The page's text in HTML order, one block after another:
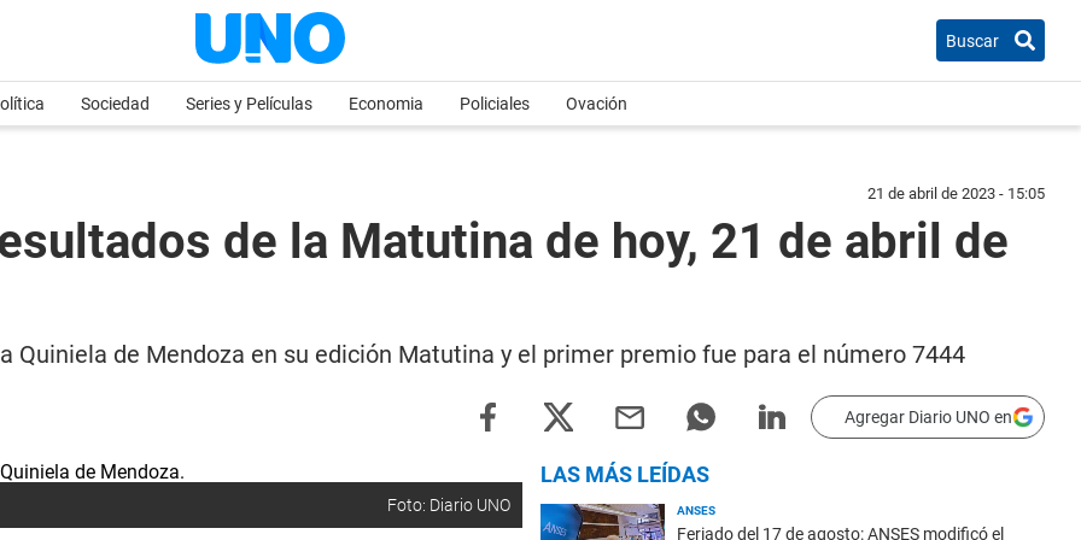
Buscar
Sociedad Series y Películas Economia Policiales Ovación
21 de abril de 2023 - 15:05
de la Matutina de hoy, 21 de abril de
Quiniela de Mendoza en su edición Matutina y el primer premio fue para el número 7444
Agregar Diario UNO en
Foto: Diario UNO
LAS MÁS LEÍDAS
ANSES
Feriado del 17 de agosto: ANSES modificó el